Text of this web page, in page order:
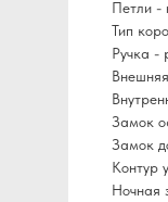
Петли -
Тип
Ручка -
Замок
Замок
Контур
Ночная